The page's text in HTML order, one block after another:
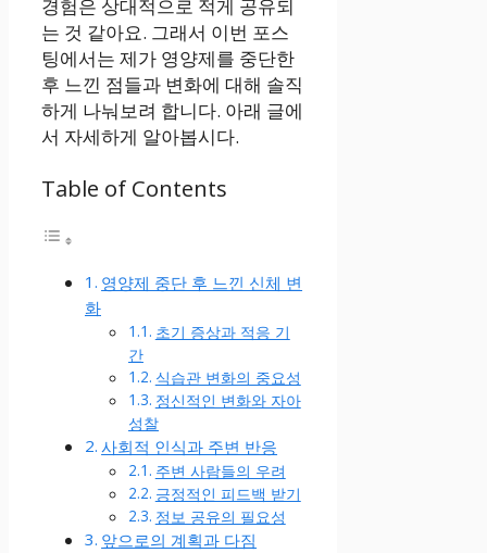
경험은 상대적으로 적게 공유되
는 것 같아요. 그래서 이번 포스
팅에서는 제가 영양제를 중단한
후 느낀 점들과 변화에 대해 솔직
하게 나눠보려 합니다. 아래 글에
서 자세하게 알아봅시다.
Table of Contents
영양제 중단 후 느낀 신체 변
화
초기 증상과 적응 기
간
식습관 변화의 중요성
정신적인 변화와 자아
성찰
사회적 인식과 주변 반응
주변 사람들의 우려
긍정적인 피드백 받기
정보 공유의 필요성
앞으로의 계획과 다짐